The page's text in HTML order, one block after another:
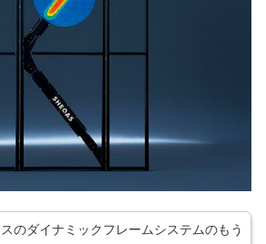
のダイナミックフレームシステムのもう